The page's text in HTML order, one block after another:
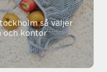
så väljer
och kontor